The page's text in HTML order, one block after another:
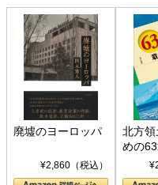
廃墟のヨーロッパ
¥2,860（税込）
北方領
めの